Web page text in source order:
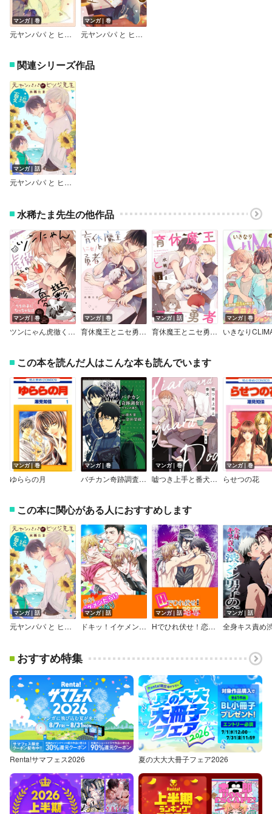
マンガ｜巻
元ヤンパパ と ヒツジ先生【特典付き】
マンガ｜巻
元ヤンパパ と ヒツジ先生 よつば【Renta！限定版】
関連シリーズ作品
マンガ｜話
元ヤンパパ と ヒツジ先生【単話】
水稀たま先生の他作品
マンガ｜巻
ツンにゃん虎徹くんの憂鬱【電子限定描き下ろし漫画付き】
マンガ｜巻
育休魔王とニセ勇者【Renta！限定特典付き】
マンガ｜話
育休魔王とニセ勇者【単話版】
マンガ｜巻
この本を読んだ人はこんな本も読んでいます
マンガ｜巻
ゆららの月
マンガ｜巻
バチカン奇跡調査官 サタンの裁き
マンガ｜巻
嘘つき上手と番犬【Renta！限定版】
マンガ｜巻
らせつの花
この本に関心がある人におすすめします
マンガ｜話
元ヤンパパ と ヒツジ先生【単話】
マンガ｜話
ドキッ！イケメンだらけエッチ盛り
マンガ｜話
Hでひれ伏せ！恋人略奪
マンガ｜話
おすすめ特集
Renta!サマフェス2026 夏の大大大冊子フェア2026